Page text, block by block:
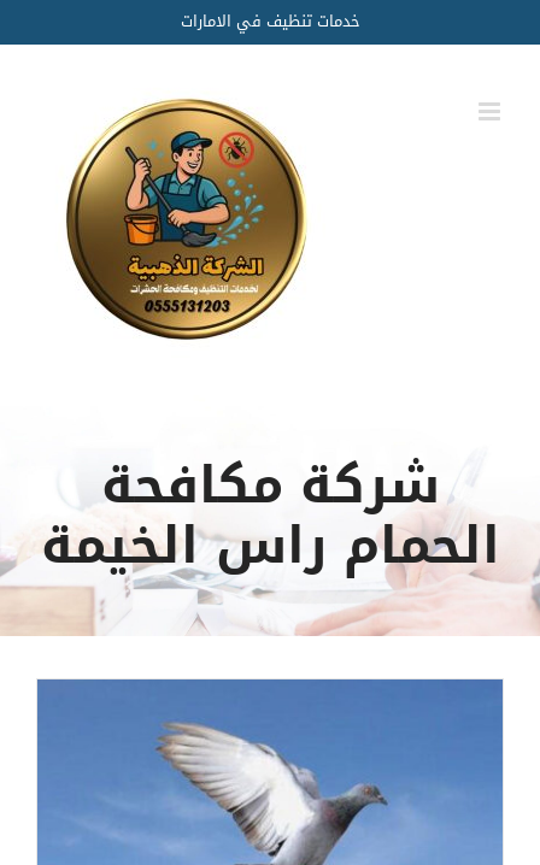
to
content
خدمات تنظيف في الامارات
شركة مكافحة
الحمام راس الخيمة